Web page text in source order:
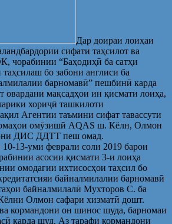
Дар доираи лоиҳаи
сифати таҳсилот ва
чорабинии “Баҳодиҳӣ ба сатҳи
бо забони англиси ба
барномавӣ” пешбинӣ карда
овардани мақсадҳои ин қисмати лоиҳа,
хориҷӣ ташкилоти
Агентии таъмини сифат тавассути
омӯзишӣ AQAS ш. Кёлн, Олмон
ДИС ДДТТ пеш омад.
13-уми феврали соли 2019 барои
асосии қисмати 3-и лоиҳа
омодагии ихтисосҳои таҳсил бо
байналмилалии барномавӣ
байналмилалӣ Мухторов С. ба
Олмон сафари хизматӣ дошт.
кормандони он шинос шуда, барномаи
карда шуд. Аз тарафи кормандони